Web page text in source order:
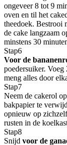
ongeveer 8 tot 9
oven en til het
theedoek. Bestrooi
de cake langzaam
minstens 30
Stap6
Voor de
poedersuiker. Voeg
meng alles door
Stap7
Neem de cakerol
bakpapier te
opnieuw op
rusten in de
Stap8
Snijd voor de